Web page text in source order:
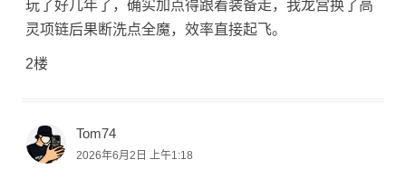
玩了好几年了，确实加点得跟着装备走，我龙宫换了高
灵项链后果断洗点全魔，效率直接起飞。
2楼
Tom74
2026年6月2日 上午1:18